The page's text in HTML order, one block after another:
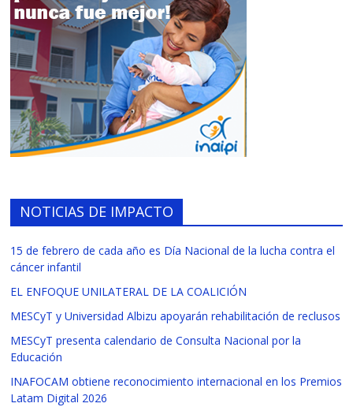
NOTICIAS DE IMPACTO
15 de febrero de cada año es Día Nacional de la lucha contra el
cáncer infantil
EL ENFOQUE UNILATERAL DE LA COALICIÓN
MESCyT y Universidad Albizu apoyarán rehabilitación de reclusos
MESCyT presenta calendario de Consulta Nacional por la
Educación
INAFOCAM obtiene reconocimiento internacional en los Premios
Latam Digital 2026